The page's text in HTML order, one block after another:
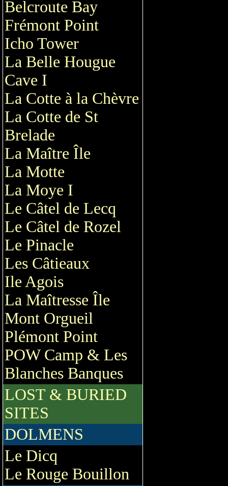
Belcroute Bay
Frémont Point
Icho Tower
La Belle Hougue
Cave I
La Cotte à la Chèvre
La Cotte de St
Brelade
La Maître Île
La Motte
La Moye I
Le Câtel de Lecq
Le Câtel de Rozel
Le Pinacle
Les Câtieaux
Ile Agois
La Maîtresse Île
Mont Orgueil
Plémont Point
POW Camp & Les
Blanches Banques
LOST & BURIED
SITES
DOLMENS
Le Dicq
Le Rouge Bouillon